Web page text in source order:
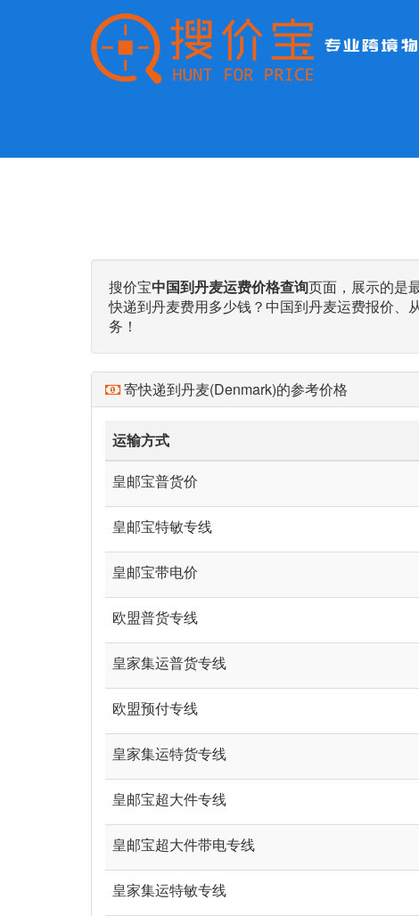
搜价宝中国到丹麦运费价格查询页面，展示的是
快递到丹麦费用多少钱？中国到丹麦运费报价、
务！
寄快递到丹麦(Denmark)的参考价格
运输方式
皇邮宝普货价
皇邮宝特敏专线
皇邮宝带电价
欧盟普货专线
皇家集运普货专线
欧盟预付专线
皇家集运特货专线
皇邮宝超大件专线
皇邮宝超大件带电专线
皇家集运特敏专线